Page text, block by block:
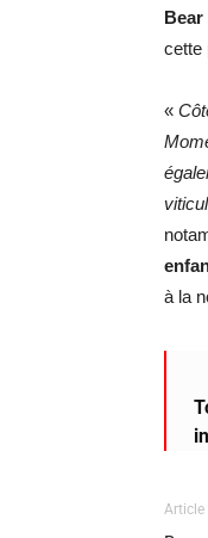
cette
«
à la
Article